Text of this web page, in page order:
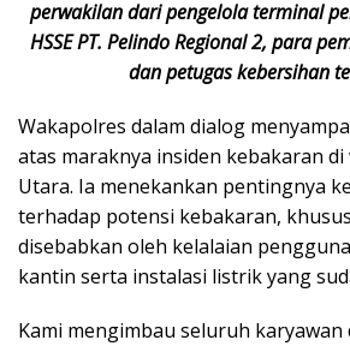
perwakilan dari pengelola terminal
HSSE PT. Pelindo Regional 2, para
dan petugas kebersihan
Wakapolres dalam dialog
atas maraknya insiden kebakaran di
Utara. Ia menekankan pentingnya
terhadap potensi kebakaran,
disebabkan oleh kelalaian
kantin serta instalasi listrik yang
Kami mengimbau seluruh